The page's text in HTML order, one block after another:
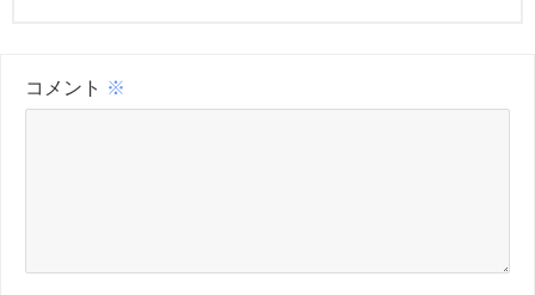
コメント ※